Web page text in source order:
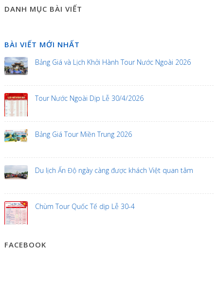
DANH MỤC BÀI VIẾT
BÀI VIẾT MỚI NHẤT
Bảng Giá và Lịch Khởi Hành Tour Nước Ngoài 2026
Tour Nước Ngoài Dịp Lễ 30/4/2026
Bảng Giá Tour Miền Trung 2026
Du lịch Ấn Độ ngày càng được khách Việt quan tâm
Chùm Tour Quốc Tế dịp Lễ 30-4
FACEBOOK